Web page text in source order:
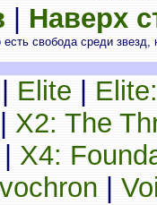
Наверх
свобода среди
Elite
X2: The
X4: